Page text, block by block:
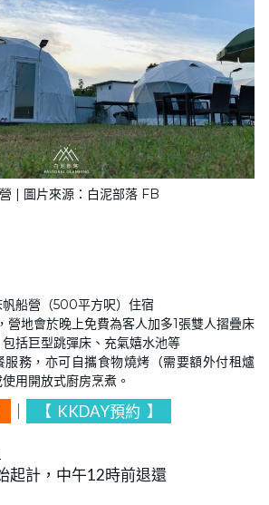
| 圖片來源：白泥部落 FB
船營（500平方呎）住宿
營地會於晚上免費為客人加多1張雙人摺疊床
括巨型跳彈床、充氣嬉水池等
服務，亦可自攜食物燒烤（需要額外付租爐
用開放式廚房烹煮。
【 KKDAY預約 】
起計，中午12時前退還